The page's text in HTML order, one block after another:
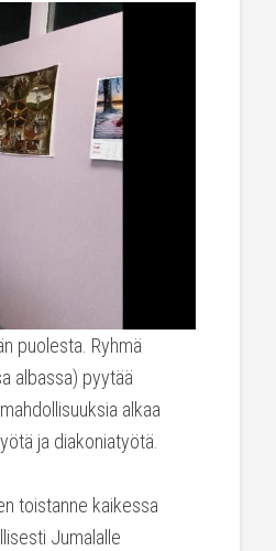
puolesta. Ryhmä
albassa) pyytää
alkaa
ja diakoniatyötä.
toistanne kaikessa
Jumalalle